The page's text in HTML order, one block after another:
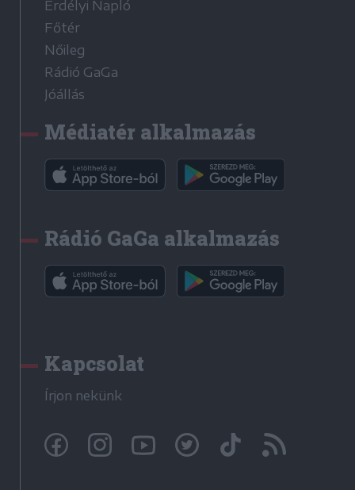
Erdélyi Napló
Főtér
Nőileg
Rádió GaGa
Jóállás
Médiatér alkalmazás
Rádió GaGa alkalmazás
Kapcsolat
Írjon nekünk